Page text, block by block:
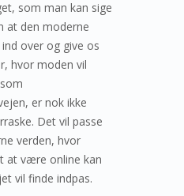
som man kan sige
at den moderne
over og give os
hvor moden vil
er nok ikke
Det vil passe
verden, hvor
at være online kan
vil finde indpas.